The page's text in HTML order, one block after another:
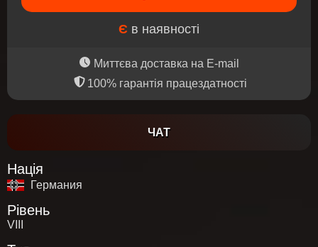
Є в наявності
Миттєва доставка на E-mail
100% гарантія працездатності
ЧАТ
Нація
Германия
Рівень
VIII